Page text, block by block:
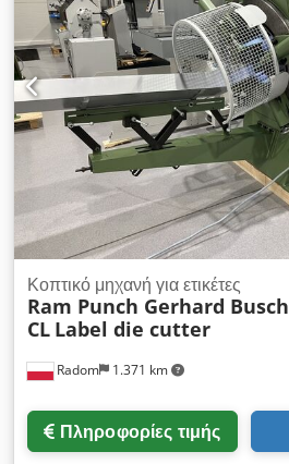
Radom 1.371 km
Κοπτικό μηχανή για ετικέτες
Ram Punch Gerhard Busch
CL Label die cutter
Πληροφορίες τιμής